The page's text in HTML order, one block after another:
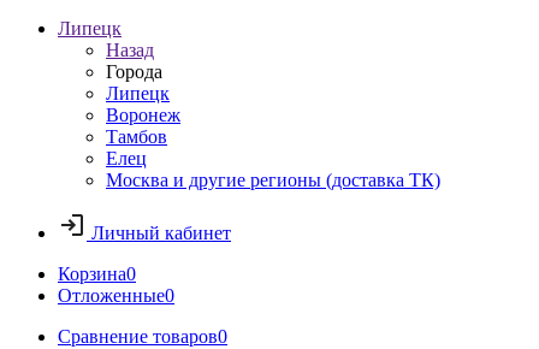
Липецк
Назад
Города
Липецк
Воронеж
Тамбов
Елец
Москва и другие регионы (доставка ТК)
Личный кабинет
Корзина0
Отложенные0
Сравнение товаров0